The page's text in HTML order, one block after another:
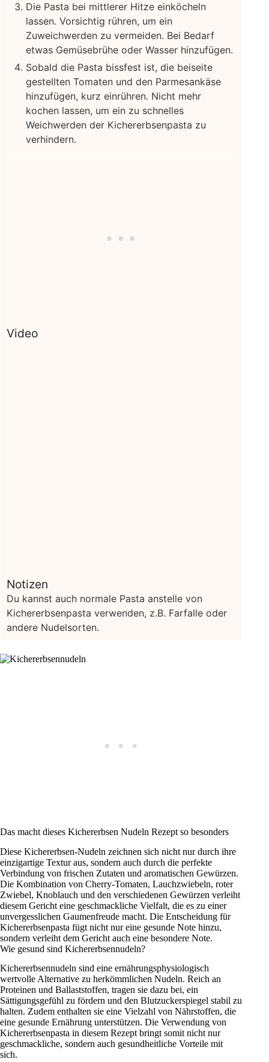
Die Pasta bei mittlerer Hitze einköcheln
lassen. Vorsichtig rühren, um ein
Zuweichwerden zu vermeiden. Bei Bedarf
etwas Gemüsebrühe oder Wasser hinzufügen.
Sobald die Pasta bissfest ist, die beiseite
gestellten Tomaten und den Parmesankäse
hinzufügen, kurz einrühren. Nicht mehr
kochen lassen, um ein zu schnelles
Weichwerden der Kichererbsenpasta zu
verhindern.
Video
Notizen
Du kannst auch normale Pasta anstelle von
Kichererbsenpasta verwenden, z.B. Farfalle oder
andere Nudelsorten.
Das macht dieses Kichererbsen Nudeln Rezept so besonders
Diese Kichererbsen-Nudeln zeichnen sich nicht nur durch ihre
einzigartige Textur aus, sondern auch durch die perfekte
Verbindung von frischen Zutaten und aromatischen Gewürzen.
Die Kombination von Cherry-Tomaten, Lauchzwiebeln, roter
Zwiebel, Knoblauch und den verschiedenen Gewürzen verleiht
diesem Gericht eine geschmackliche Vielfalt, die es zu einer
unvergesslichen Gaumenfreude macht. Die Entscheidung für
Kichererbsenpasta fügt nicht nur eine gesunde Note hinzu,
sondern verleiht dem Gericht auch eine besondere Note.
Wie gesund sind Kichererbsennudeln?
Kichererbsennudeln sind eine ernährungsphysiologisch
wertvolle Alternative zu herkömmlichen Nudeln. Reich an
Proteinen und Ballaststoffen, tragen sie dazu bei, ein
Sättigungsgefühl zu fördern und den Blutzuckerspiegel stabil zu
halten. Zudem enthalten sie eine Vielzahl von Nährstoffen, die
eine gesunde Ernährung unterstützen. Die Verwendung von
Kichererbsenpasta in diesem Rezept bringt somit nicht nur
geschmackliche, sondern auch gesundheitliche Vorteile mit
sich.